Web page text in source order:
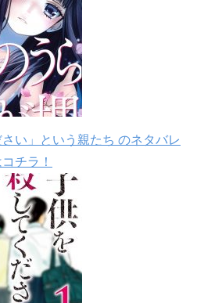
さい」という親たち のネタバレ
チラ！